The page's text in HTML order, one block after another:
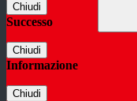
Chiudi
Successo
Chiudi
Informazione
Chiudi